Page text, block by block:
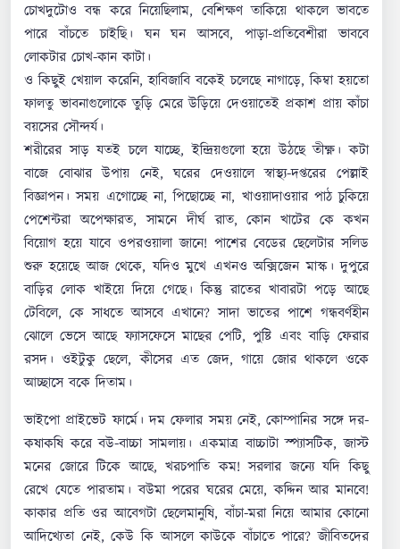
চোখদুটোও বন্ধ করে নিয়েছিলাম, বেশিক্ষণ তাকিয়ে থাকলে ভাবতে
পারে বাঁচতে চাইছি। ঘন ঘন আসবে, পাড়া-প্রতিবেশীরা ভাববে
লোকটার চোখ-কান কাটা।
ও কিছুই খেয়াল করেনি, হাবিজাবি বকেই চলেছে নাগাড়ে, কিম্বা হয়তো
ফালতু ভাবনাগুলোকে তুড়ি মেরে উড়িয়ে দেওয়াতেই প্রকাশ প্রায় কাঁচা
বয়সের সৌন্দর্য।
শরীরের সাড় যতই চলে যাচ্ছে, ইন্দ্রিয়গুলো হয়ে উঠছে তীক্ষ্ণ। কটা
বাজে বোঝার উপায় নেই, ঘরের দেওয়ালে স্বাস্থ্য-দপ্তরের পেল্লাই
বিজ্ঞাপন। সময় এগোচ্ছে না, পিছোচ্ছে না, খাওয়াদাওয়ার পাঠ চুকিয়ে
পেশেন্টরা অপেক্ষারত, সামনে দীর্ঘ রাত, কোন খাটের কে কখন
বিয়োগ হয়ে যাবে ওপরওয়ালা জানে! পাশের বেডের ছেলেটার সলিড
শুরু হয়েছে আজ থেকে, যদিও মুখে এখনও অক্সিজেন মাস্ক। দুপুরে
বাড়ির লোক খাইয়ে দিয়ে গেছে। কিন্তু রাতের খাবারটা পড়ে আছে
টেবিলে, কে সাধতে আসবে এখানে? সাদা ভাতের পাশে গন্ধবর্ণহীন
ঝোলে ভেসে আছে ফ্যাসফেসে মাছের পেটি, পুষ্টি এবং বাড়ি ফেরার
রসদ। ওইটুকু ছেলে, কীসের এত জেদ, গায়ে জোর থাকলে ওকে
আচ্ছাসে বকে দিতাম।
ভাইপো প্রাইভেট ফার্মে। দম ফেলার সময় নেই, কোম্পানির সঙ্গে দর-
কষাকষি করে বউ-বাচ্চা সামলায়। একমাত্র বাচ্চাটা স্প্যাসটিক, জাস্ট
মনের জোরে টিকে আছে, খরচপাতি কম! সরলার জন্যে যদি কিছু
রেখে যেতে পারতাম। বউমা পরের ঘরের মেয়ে, কদ্দিন আর মানবে!
কাকার প্রতি ওর আবেগটা ছেলেমানুষি, বাঁচা-মরা নিয়ে আমার কোনো
আদিখ্যেতা নেই, কেউ কি আসলে কাউকে বাঁচাতে পারে? জীবিতদের